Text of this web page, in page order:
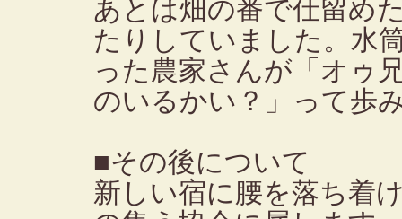
あとは畑の番で仕留め
たりしていました。水
った農家さんが「オゥ
のいるかい？」って歩
■その後について
新しい宿に腰を落ち着